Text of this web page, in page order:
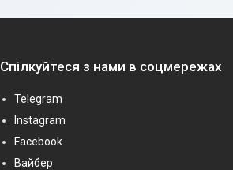
Спілкуйтеся з нами в соцмережах
Telegram
Instagram
Facebook
Вайбер